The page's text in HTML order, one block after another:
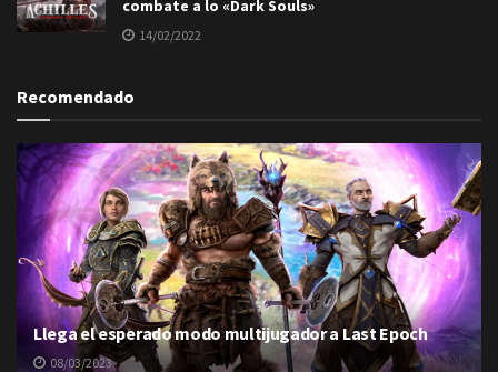
combate a lo «Dark Souls»
14/02/2022
Recomendado
Llega el esperado modo multijugador a Last Epoch
08/03/2023